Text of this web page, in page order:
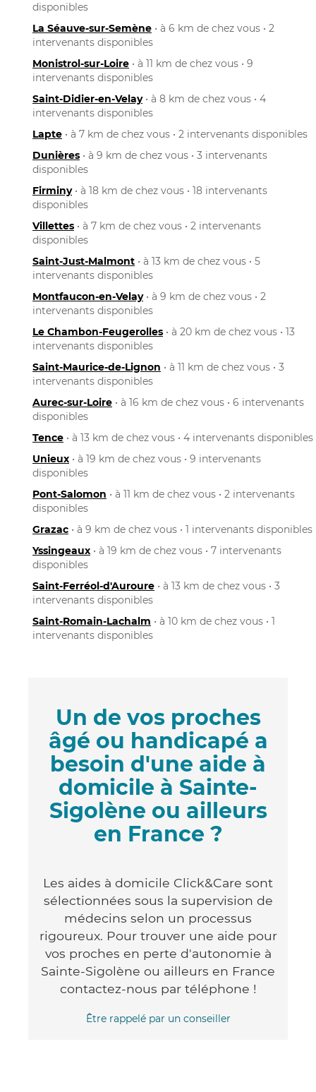
disponibles
La Séauve-sur-Semène • à 6 km de chez vous • 2
intervenants disponibles
Monistrol-sur-Loire • à 11 km de chez vous • 9
intervenants disponibles
Saint-Didier-en-Velay• à 8 km de chez vous • 4
intervenants disponibles
Lapte • à 7 km de chez vous • 2 intervenants disponibles
Dunières • à 9 km de chez vous • 3 intervenants
disponibles
Firminy• à 18 km de chez vous • 18 intervenants
disponibles
Villettes • à 7 km de chez vous • 2 intervenants
disponibles
Saint-Just-Malmont • à 13 km de chez vous • 5
intervenants disponibles
Montfaucon-en-Velay• à 9 km de chez vous • 2
intervenants disponibles
Le Chambon-Feugerolles • à 20 km de chez vous • 13
intervenants disponibles
Saint-Maurice-de-Lignon • à 11 km de chez vous • 3
intervenants disponibles
Aurec-sur-Loire • à 16 km de chez vous • 6 intervenants
disponibles
Tence • à 13 km de chez vous • 4 intervenants disponibles
Unieux • à 19 km de chez vous • 9 intervenants
disponibles
Pont-Salomon • à 11 km de chez vous • 2 intervenants
disponibles
Grazac • à 9 km de chez vous • 1 intervenants disponibles
Yssingeaux • à 19 km de chez vous • 7 intervenants
disponibles
Saint-Ferréol-d'Auroure • à 13 km de chez vous • 3
intervenants disponibles
Saint-Romain-Lachalm • à 10 km de chez vous • 1
intervenants disponibles
Un de vos proches
âgé ou handicapé a
besoin d'une aide à
domicile à Sainte-
Sigolène ou ailleurs
en France ?
Les aides à domicile Click&Care sont
sélectionnées sous la supervision de
médecins selon un processus
rigoureux. Pour trouver une aide pour
vos proches en perte d'autonomie à
Sainte-Sigolène ou ailleurs en France
contactez-nous par téléphone !
Être rappelé par un conseiller